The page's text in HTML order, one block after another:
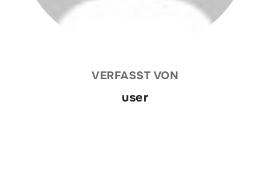
VERFASST VON
user